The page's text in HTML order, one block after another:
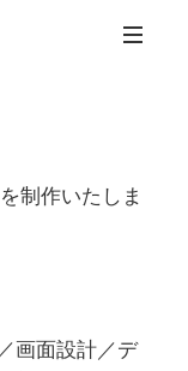
制作いたしま
画面設計／デ